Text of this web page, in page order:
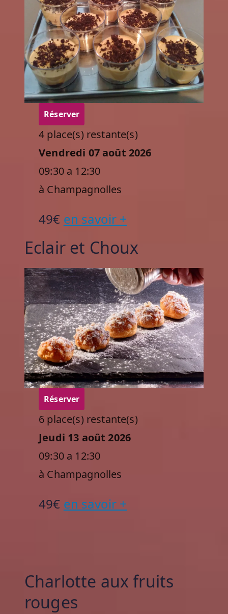
Réserver
4 place(s) restante(s)
Vendredi 07 août 2026
09:30 a 12:30
à Champagnolles
49€ en savoir +
Eclair et Choux
Réserver
6 place(s) restante(s)
Jeudi 13 août 2026
09:30 a 12:30
à Champagnolles
49€ en savoir +
Charlotte aux fruits
rouges